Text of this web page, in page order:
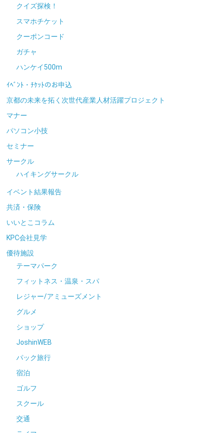
クイズ探検！
スマホチケット
クーポンコード
ガチャ
ハンケイ500m
ｲﾍﾞﾝﾄ・ﾁｹｯﾄのお申込
京都の未来を拓く次世代産業人材活躍プロジェクト
マナー
パソコン小技
セミナー
サークル
ハイキングサークル
イベント結果報告
共済・保険
いいとこコラム
KPC会社見学
優待施設
テーマパーク
フィットネス・温泉・スパ
レジャー/アミューズメント
グルメ
ショップ
JoshinWEB
パック旅行
宿泊
ゴルフ
スクール
交通